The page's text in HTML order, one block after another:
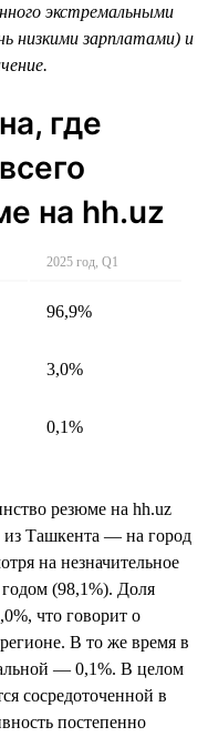
экстремальными
низкими зарплатами) и
где
на hh.uz
2025 год, Q1
96,9%
3,0%
0,1%
резюме на hh.uz
из Ташкента — на город
на незначительное
(98,1%). Доля
что говорит о
В то же время в
— 0,1%. В целом
сосредоточенной в
постепенно